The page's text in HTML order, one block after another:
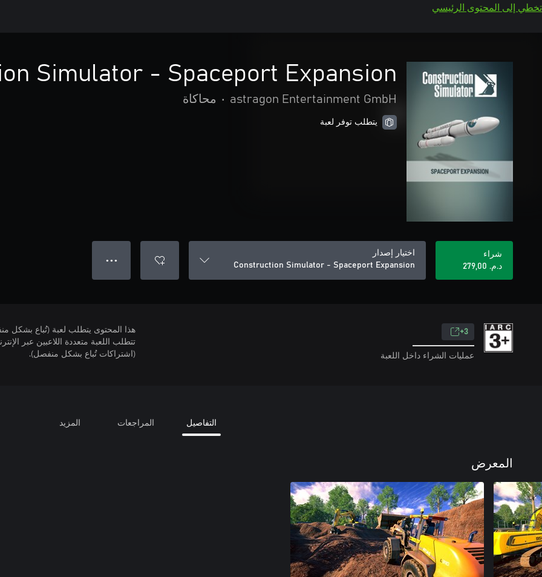
تخطي إلى المحتوى الرئيسي
Simulator - Spaceport Expansion
astragon Entertainment GmbH
• محاكاة
يتطلب توفر لعبة
شراء
د.م.‏ 279,00
اختيار إصدار
Construction Simulator - Spaceport Expansion
● ● ●
3+
عمليات الشراء داخل اللعبة
هذا المحتوى يتطلب لعبة (تُباع بشكل
(اشتراكات تُباع بشكل منفصل).
التفاصيل المراجعات المزيد
المعرض